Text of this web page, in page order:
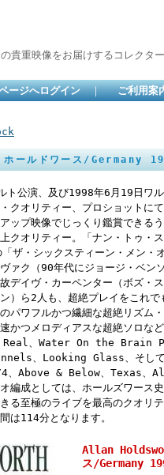
重映像をお届けするコレクター
ージへログイン ｜ ご利用案
ルドワース/Germany
ト公演、及び1998年6月19日ワ
クオリティー、プロショットに
ップ映像でじっくり鑑賞できる
クオリティー。「ナン・トゥ・
ザ・シックスティーン・メン・
ァク（90年代にジョージ・ベン
デイヴ・カーペンター（ボズ・
）ら2人も、超絶プレイをこれ
パワフルかつ繊細な超絶リズム
かつメロディアスな超絶ソロな
Real、Water On the
、Looking Glass、そ
Above & Below、Texas、
編成としては、ホールズワース
る至極のライブを最高のクオリ
は114分となります。
Allan
ス/Germany